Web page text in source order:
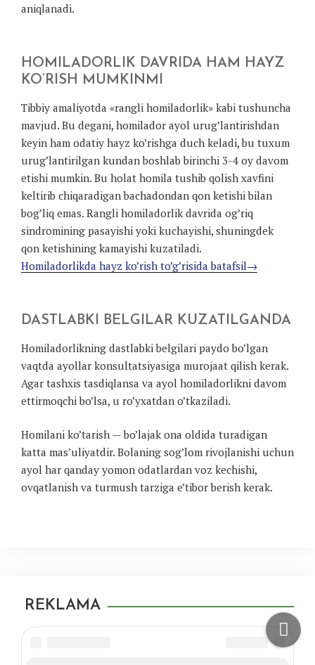
aniqlanadi.
HOMILADORLIK DAVRIDA HAM HAYZ
KO’RISH MUMKINMI
Tibbiy amaliyotda «rangli homiladorlik» kabi tushuncha
mavjud. Bu degani, homilador ayol urug’lantirishdan
keyin ham odatiy hayz ko’rishga duch keladi, bu tuxum
urug’lantirilgan kundan boshlab birinchi 3-4 oy davom
etishi mumkin. Bu holat homila tushib qolish xavfini
keltirib chiqaradigan bachadondan qon ketishi bilan
bog’liq emas. Rangli homiladorlik davrida og’riq
sindromining pasayishi yoki kuchayishi, shuningdek
qon ketishining kamayishi kuzatiladi.
Homiladorlikda hayz ko’rish to’g’risida batafsil→
DASTLABKI BELGILAR KUZATILGANDA
Homiladorlikning dastlabki belgilari paydo bo’lgan
vaqtda ayollar konsultatsiyasiga murojaat qilish kerak.
Agar tashxis tasdiqlansa va ayol homiladorlikni davom
ettirmoqchi bo’lsa, u ro’yxatdan o’tkaziladi.
Homilani ko’tarish — bo’lajak ona oldida turadigan
katta mas’uliyatdir. Bolaning sog’lom rivojlanishi uchun
ayol har qanday yomon odatlardan voz kechishi,
ovqatlanish va turmush tarziga e’tibor berish kerak.
REKLAMA